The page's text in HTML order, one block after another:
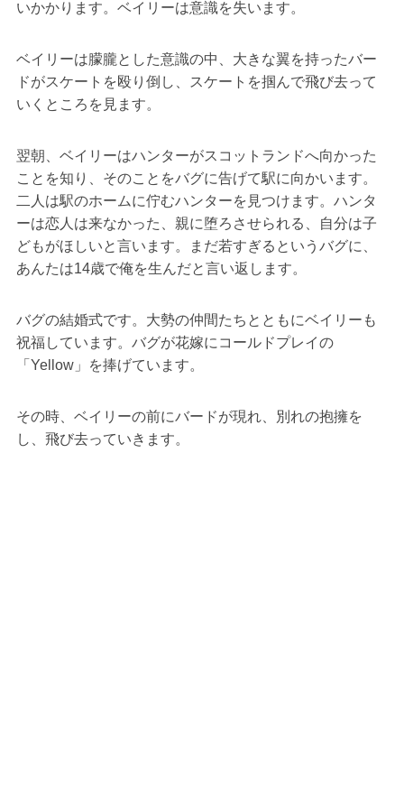
いかかります。ベイリーは意識を失います。
ベイリーは朦朧とした意識の中、大きな翼を持ったバー
ドがスケートを殴り倒し、スケートを掴んで飛び去って
いくところを見ます。
翌朝、ベイリーはハンターがスコットランドへ向かった
ことを知り、そのことをバグに告げて駅に向かいます。
二人は駅のホームに佇むハンターを見つけます。ハンタ
ーは恋人は来なかった、親に堕ろさせられる、自分は子
どもがほしいと言います。まだ若すぎるというバグに、
あんたは14歳で俺を生んだと言い返します。
バグの結婚式です。大勢の仲間たちとともにベイリーも
祝福しています。バグが花嫁にコールドプレイの
「Yellow」を捧げています。
その時、ベイリーの前にバードが現れ、別れの抱擁を
し、飛び去っていきます。